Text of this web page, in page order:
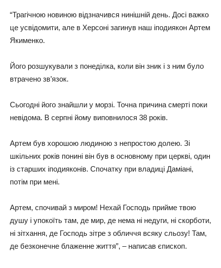
“Трагічною новиною відзначився нинішній день. Досі важко
це усвідомити, але в Херсоні загинув наш іподиякон Артем
Якименко.
Його розшукували з понеділка, коли він зник і з ним було
втрачено зв’язок.
Сьогодні його знайшли у морзі. Точна причина смерті поки
невідома. В серпні йому виповнилося 38 років.
Артем був хорошою людиною з непростою долею. Зі
шкільних років понині він був в основному при церкві, один
із старших іподияконів. Спочатку при владиці Даміані,
потім при мені.
Артем, спочивай з миром! Нехай Господь прийме твою
душу і упокоїть там, де мир, де нема ні недуги, ні скорботи,
ні зітхання, де Господь зітре з обличчя всяку сльозу! Там,
де безконечне блаженне життя”, – написав єпископ.